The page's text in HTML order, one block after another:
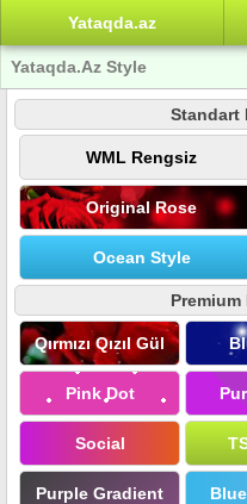
Yataqda.az
Yataqda.Az Style
Standart
WML Rengsiz
Original Rose
Ocean Style
Qırmızı Qızıl Gül
Pink Dot
Social
Purple Gradient